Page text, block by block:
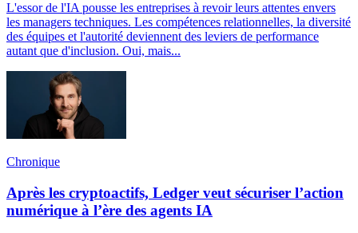
L'essor de l'IA pousse les entreprises à revoir leurs attentes envers
les managers techniques. Les compétences relationnelles, la diversité
des équipes et l'autorité deviennent des leviers de performance
autant que d'inclusion. Oui, mais...
Chronique
Après les cryptoactifs, Ledger veut sécuriser l’action
numérique à l’ère des agents IA